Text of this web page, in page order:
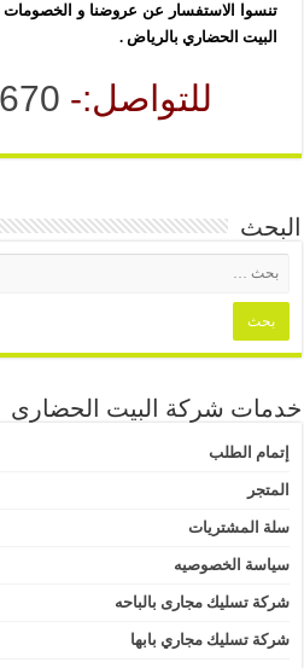
تنسوا الاستفسار عن عروضنا و
البيت الحضاري بالرياض .
للتواصل:-
البحث
خدمات شركة البيت الحضارى
إتمام الطلب
المتجر
سلة المشتريات
سياسة الخصوصيه
شركة تسليك مجارى بالباحه
شركة تسليك مجاري بابها